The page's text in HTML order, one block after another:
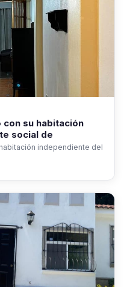
con su habitación
social de
independiente del